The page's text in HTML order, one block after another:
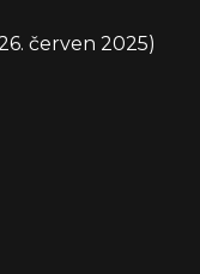
červen 2025)